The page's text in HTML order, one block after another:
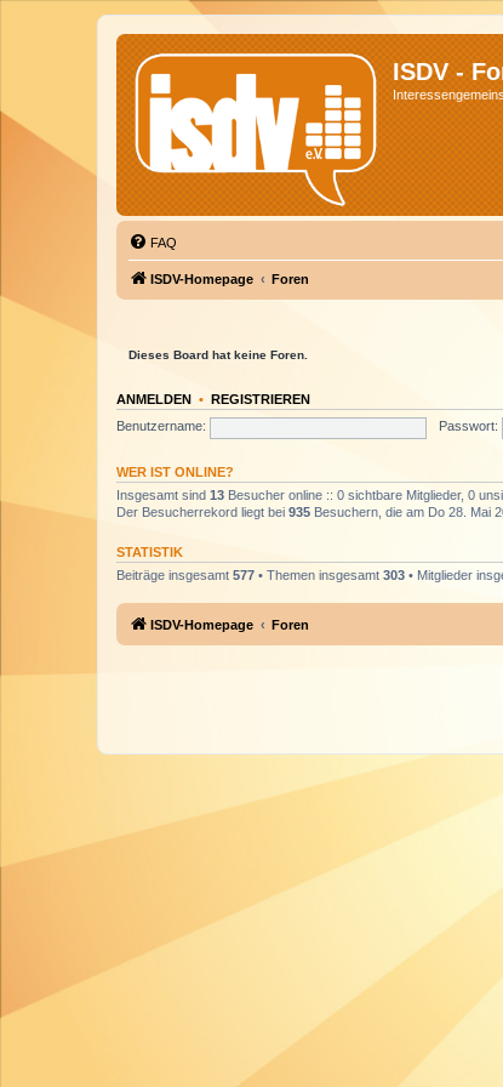
ISDV -
FAQ
ISDV-Homepage Foren
Dieses Board hat keine Foren.
ANMELDEN • REGISTRIEREN
Benutzername:
Passwort:
WER IST ONLINE?
Insgesamt sind 13 Besucher online :: 0 sichtbare Mitglieder, 0
Der Besucherrekord liegt bei 935 Besuchern, die am Do 28. Mai
STATISTIK
Beiträge insgesamt 577 • Themen insgesamt 303 • Mitglieder
ISDV-Homepage Foren